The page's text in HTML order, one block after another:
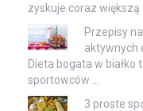
zyskuje coraz większą …
Przepisy
aktywnych
Dieta bogata w
sportowców …
3 proste